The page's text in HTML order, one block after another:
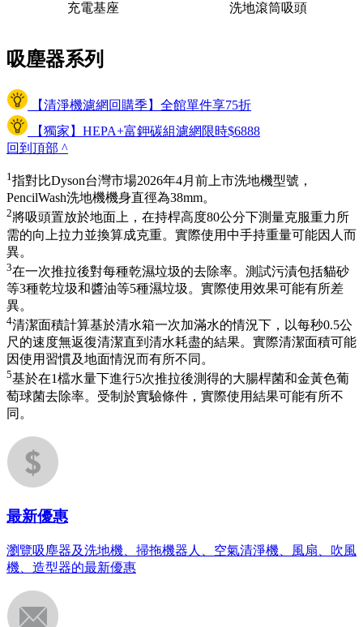
充電基座 洗地滾筒吸頭
吸塵器系列
【清淨機濾網回購季】全館單件享75折
【獨家】HEPA+富鉀碳組濾網限時$6888
回到頂部 ^
1指對比Dyson台灣市場2026年4月前上市洗地機型號，
PencilWash洗地機機身直徑為38mm。
2將吸頭置放於地面上，在持桿高度80公分下測量克服重力所
需的向上拉力並換算成克重。實際使用中手持重量可能因人而
異。
3在一次推拉後對每種乾濕垃圾的去除率。測試污漬包括貓砂
等3種乾垃圾和醬油等5種濕垃圾。實際使用效果可能有所差
異。
4清潔面積計算基於清水箱一次加滿水的情況下，以每秒0.5公
尺的速度無返復清潔直到清水耗盡的結果。實際清潔面積可能
因使用習慣及地面情況而有所不同。
5基於在1檔水量下進行5次推拉後測得的大腸桿菌和金黃色葡
萄球菌去除率。受制於實驗條件，實際使用結果可能有所不
同。
最新優惠
瀏覽吸塵器及洗地機、掃拖機器人、空氣清淨機、風扇、吹風
機、造型器的最新優惠